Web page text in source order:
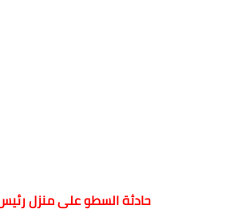
حادثة السطو على منزل